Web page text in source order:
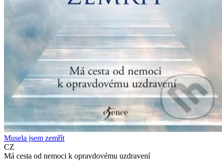
Musela jsem zemřít
CZ
Má cesta od nemoci k opravdovému uzdravení